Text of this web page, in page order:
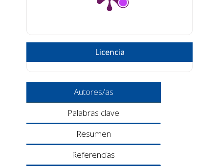
Licencia
Autores/as
Palabras clave
Resumen
Referencias